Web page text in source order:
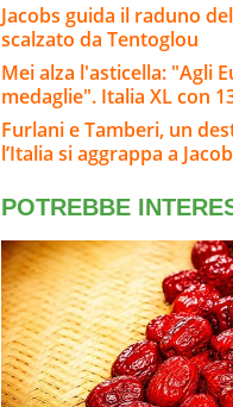
Jacobs guida il raduno
scalzato da Tentoglou
Mei alza l'asticella: "Agli
medaglie". Italia XL con
Furlani e Tamberi, un
l’Italia si aggrappa a